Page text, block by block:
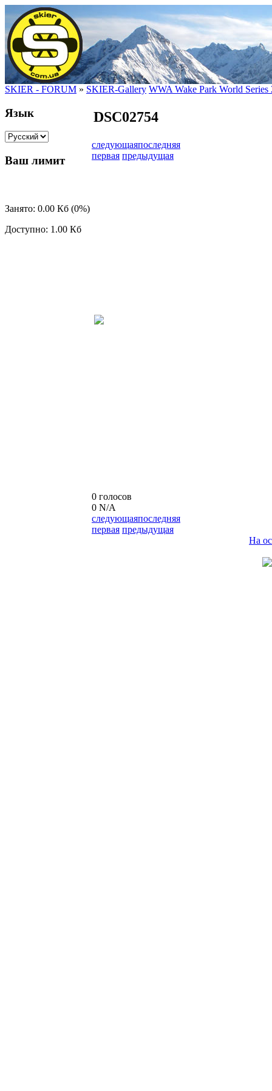
SKIER - FORUM » SKIER-Gallery WWA Wake Park World Series
Язык
Ваш лимит
Занято: 0.00 Кб (0%)
Доступно: 1.00 Кб
DSC02754
следующаяпоследняя
первая предыдущая
0 голосов
0 N/A
следующаяпоследняя
первая предыдущая
На